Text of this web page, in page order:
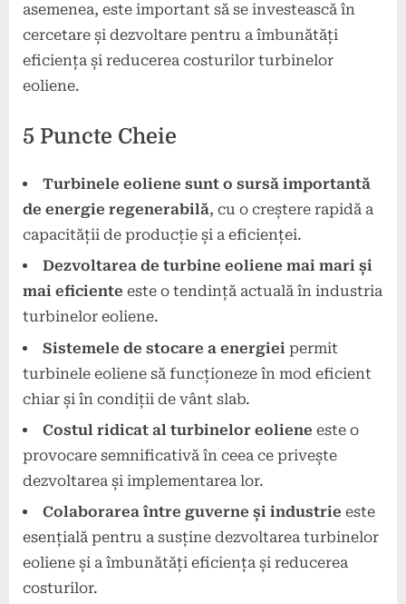
asemenea, este important să se investească în
cercetare și dezvoltare pentru a îmbunătăți
eficiența și reducerea costurilor turbinelor
eoliene.
5 Puncte Cheie
Turbinele eoliene sunt o sursă importantă
de energie regenerabilă, cu o creștere rapidă a
capacității de producție și a eficienței.
Dezvoltarea de turbine eoliene mai mari și
mai eficiente este o tendință actuală în industria
turbinelor eoliene.
Sistemele de stocare a energiei permit
turbinele eoliene să funcționeze în mod eficient
chiar și în condiții de vânt slab.
Costul ridicat al turbinelor eoliene este o
provocare semnificativă în ceea ce privește
dezvoltarea și implementarea lor.
Colaborarea între guverne și industrie este
esențială pentru a susține dezvoltarea turbinelor
eoliene și a îmbunătăți eficiența și reducerea
costurilor.